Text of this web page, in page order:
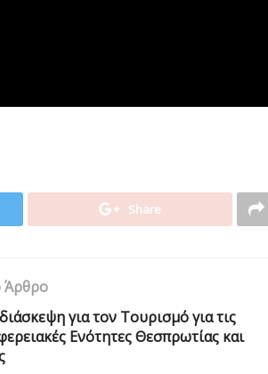
Share
Άρθρο
για τον Τουρισμό για τις
Ενότητες Θεσπρωτίας και